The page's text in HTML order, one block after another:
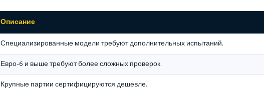
Описание
Специализированные модели требуют дополнительных испытаний.
Евро-6 и выше требуют более сложных проверок.
Крупные партии сертифицируются дешевле.